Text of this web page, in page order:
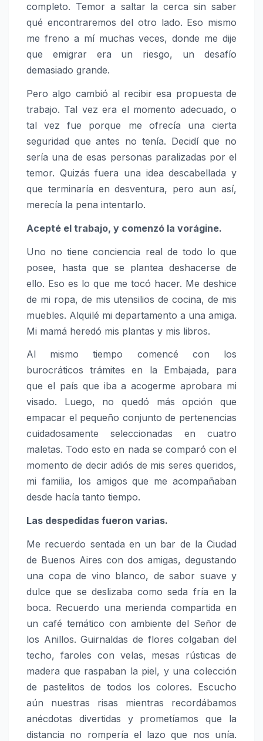
completo. Temor a saltar la cerca sin saber
qué encontraremos del otro lado. Eso mismo
me freno a mí muchas veces, donde me dije
que emigrar era un riesgo, un desafío
demasiado grande.
Pero algo cambió al recibir esa propuesta de
trabajo. Tal vez era el momento adecuado, o
tal vez fue porque me ofrecía una cierta
seguridad que antes no tenía. Decidí que no
sería una de esas personas paralizadas por el
temor. Quizás fuera una idea descabellada y
que terminaría en desventura, pero aun así,
merecía la pena intentarlo.
Acepté el trabajo, y comenzó la vorágine.
Uno no tiene conciencia real de todo lo que
posee, hasta que se plantea deshacerse de
ello. Eso es lo que me tocó hacer. Me deshice
de mi ropa, de mis utensilios de cocina, de mis
muebles. Alquilé mi departamento a una amiga.
Mi mamá heredó mis plantas y mis libros.
Al mismo tiempo comencé con los
burocráticos trámites en la Embajada, para
que el país que iba a acogerme aprobara mi
visado. Luego, no quedó más opción que
empacar el pequeño conjunto de pertenencias
cuidadosamente seleccionadas en cuatro
maletas. Todo esto en nada se comparó con el
momento de decir adiós de mis seres queridos,
mi familia, los amigos que me acompañaban
desde hacía tanto tiempo.
Las despedidas fueron varias.
Me recuerdo sentada en un bar de la Ciudad
de Buenos Aires con dos amigas, degustando
una copa de vino blanco, de sabor suave y
dulce que se deslizaba como seda fría en la
boca. Recuerdo una merienda compartida en
un café temático con ambiente del Señor de
los Anillos. Guirnaldas de flores colgaban del
techo, faroles con velas, mesas rústicas de
madera que raspaban la piel, y una colección
de pastelitos de todos los colores. Escucho
aún nuestras risas mientras recordábamos
anécdotas divertidas y prometíamos que la
distancia no rompería el lazo que nos unía.